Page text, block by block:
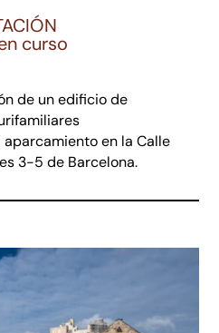
curso
de un edificio de
aparcamiento en la Calle
3-5 de Barcelona.